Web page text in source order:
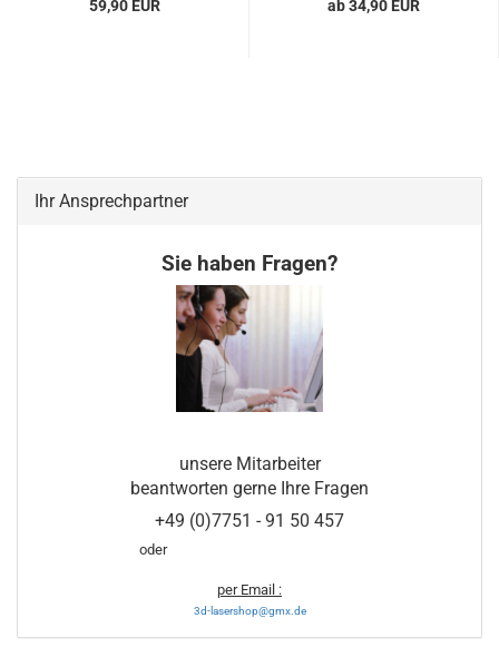
59,90 EUR ab 34,90 EUR
Ihr Ansprechpartner
Sie haben Fragen?
unsere Mitarbeiter
beantworten gerne Ihre Fragen
+49 (0)7751 - 91 50 457
oder
per Email :
3d-lasershop@gmx.de